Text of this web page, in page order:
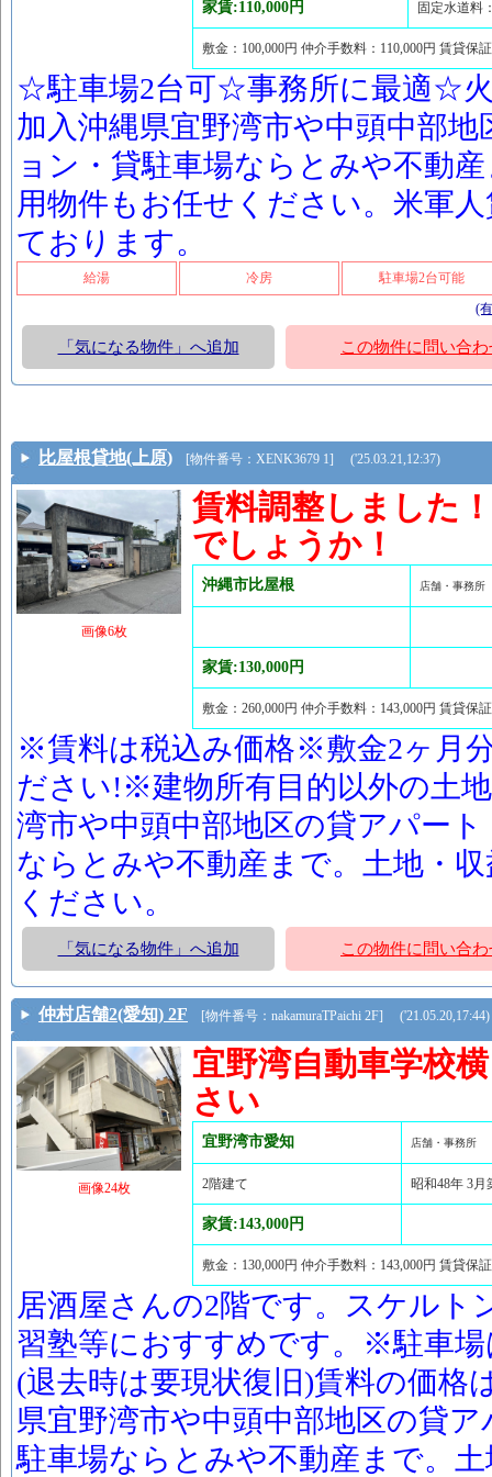
家賃:110,000円 固定水道料
敷金：100,000円 仲介手数料：110,000円 賃貸
☆駐車場2台可☆事務所に最適☆
加入沖縄県宜野湾市や中頭中部
ョン・貸駐車場ならとみや不動
用物件もお任せください。米軍
ております。
給湯 冷房
駐車場2台可能
(
「気になる物件」へ追加 この物件に問い合わ
比屋根貸地(上原) [物件番号：XENK3679 1] ('25.03.21,12:37)
画像6枚
賃料調整しました
でしょうか！
沖縄市比屋根 店舗・事務所
家賃:130,000円
敷金：260,000円 仲介手数料：143,000円 賃貸
※賃料は税込み価格※敷金2ヶ月
ださい!※建物所有目的以外の土
湾市や中頭中部地区の貸アパー
ならとみや不動産まで。土地・
ください。
「気になる物件」へ追加 この物件に問い合わ
仲村店舗2(愛知) 2F [物件番号：nakamuraTPaichi 2F] ('21.05.20,17:44)
画像24枚
宜野湾自動車学校
さい
宜野湾市愛知 店舗・事務所
2階建て 昭和48年 3月
家賃:143,000円
敷金：130,000円 仲介手数料：143,000円 賃貸
居酒屋さんの2階です。スケルト
習塾等におすすめです。※駐車
(退去時は要現状復旧)賃料の価格
県宜野湾市や中頭中部地区の貸
駐車場ならとみや不動産まで。